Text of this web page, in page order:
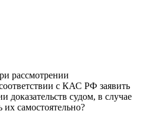
рассмотрении
с КАС РФ заявить
доказательств судом, в случае
самостоятельно?